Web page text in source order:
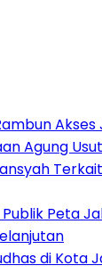
Akses
Agung
Peta
di Kota